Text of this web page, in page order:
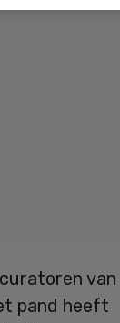
van
pand heeft